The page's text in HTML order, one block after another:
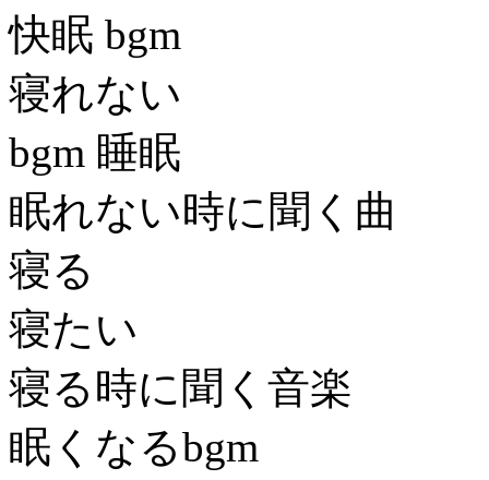
快眠 bgm
寝れない
bgm 睡眠
眠れない時に聞く曲
寝る
寝たい
寝る時に聞く音楽
眠くなるbgm